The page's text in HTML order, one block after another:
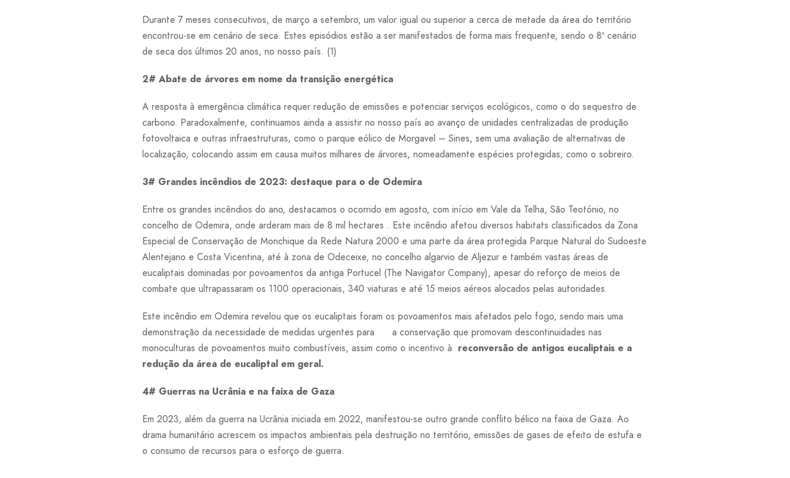
Durante 7 meses consecutivos, de março a setembro, um valor igual ou superior a cerca de metade da área do território
encontrou-se em cenário de seca. Estes episódios estão a ser manifestados de forma mais frequente, sendo o 8º cenário
de seca dos últimos 20 anos, no nosso país. (1)
2# Abate de árvores em nome da transição energética
A resposta à emergência climática requer redução de emissões e potenciar serviços ecológicos, como o do sequestro de
carbono. Paradoxalmente, continuamos ainda a assistir no nosso país ao avanço de unidades centralizadas de produção
fotovoltaica e outras infraestruturas, como o parque eólico de Morgavel – Sines, sem uma avaliação de alternativas de
localização, colocando assim em causa muitos milhares de árvores, nomeadamente espécies protegidas, como o sobreiro.
3# Grandes incêndios de 2023: destaque para o de Odemira
Entre os grandes incêndios do ano, destacamos o ocorrido em agosto, com início em Vale da Telha, São Teotónio, no
concelho de Odemira, onde arderam mais de 8 mil hectares . Este incêndio afetou diversos habitats classificados da Zona
Especial de Conservação de Monchique da Rede Natura 2000 e uma parte da área protegida Parque Natural do Sudoeste
Alentejano e Costa Vicentina, até à zona de Odeceixe, no concelho algarvio de Aljezur e também vastas áreas de
eucaliptais dominadas por povoamentos da antiga Portucel (The Navigator Company), apesar do reforço de meios de
combate que ultrapassaram os 1100 operacionais, 340 viaturas e até 15 meios aéreos alocados pelas autoridades.
Este incêndio em Odemira revelou que os eucaliptais foram os povoamentos mais afetados pelo fogo, sendo mais uma
demonstração da necessidade de medidas urgentes para a conservação que promovam descontinuidades nas
monoculturas de povoamentos muito combustíveis, assim como o incentivo à reconversão de antigos eucaliptais e a
redução da área de eucaliptal em geral.
4# Guerras na Ucrânia e na faixa de Gaza
Em 2023, além da guerra na Ucrânia iniciada em 2022, manifestou-se outro grande conflito bélico na faixa de Gaza. Ao
drama humanitário acrescem os impactos ambientais pela destruição no território, emissões de gases de efeito de estufa e
o consumo de recursos para o esforço de guerra.